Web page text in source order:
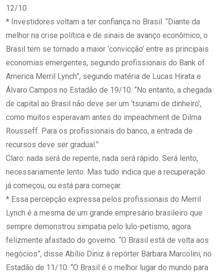
12/10.
* Investidores voltam a ter confiança no Brasil. “Diante da
melhor na crise política e de sinais de avanço econômico, o
Brasil tem se tornado a maior ‘convicção’ entre as principais
economias emergentes, segundo profissionais do Bank of
America Merril Lynch”, segundo matéria de Lucas Hirata e
Álvaro Campos no Estadão de 19/10. “No entanto, a chegada
de capital ao Brasil não deve ser um ‘tsunami de dinheiro’,
como muitos esperavam antes do impeachment de Dilma
Rousseff. Para os profissionais do banco, a entrada de
recursos deve ser gradual.”
Claro: nada será de repente, nada será rápido. Será lento,
necessariamente lento. Mas tudo indica que a recuperação
já começou, ou está para começar.
* Essa percepção expressa pelos profissionais do Merril
Lynch é a mesma de um grande empresário brasileiro que
sempre demonstrou simpatia pelo lulo-petismo, agora
felizmente afastado do governo. “O Brasil está de volta aos
negócios”, disse Abílio Diniz à repórter Bárbara Marcolini, no
Estadão de 11/10. “O Brasil é o melhor lugar do mundo para